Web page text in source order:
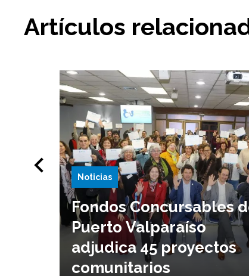
Artículos
Noticias
Fondos Concursables
Puerto Valparaíso
adjudica 45 proyectos
comunitarios